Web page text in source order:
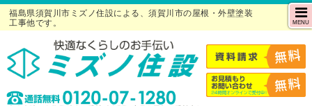
福島県須賀川市ミズノ住設による、須賀川市の屋根・外壁塗装
工事他です。
MENU